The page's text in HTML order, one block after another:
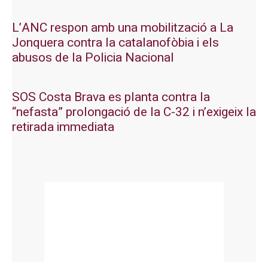
L’ANC respon amb una mobilització a La
Jonquera contra la catalanofòbia i els
abusos de la Policia Nacional
SOS Costa Brava es planta contra la
“nefasta” prolongació de la C-32 i n’exigeix la
retirada immediata